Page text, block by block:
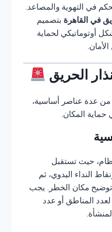
في التهوية والمصاعد.
في القاهرة بتصميم
أوتوماتيكي لحماية
الحريق
من عدة عناصر أساسية،
المكان.
حيث تستقبل
النداء اليدوي، ثم
مكان الخطر. يجب
المناطق أو عدد